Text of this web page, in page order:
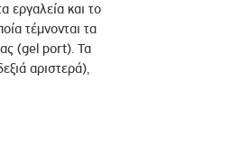
εργαλεία και το
τέμνονται τα
(gel port). Τα
αριστερά),